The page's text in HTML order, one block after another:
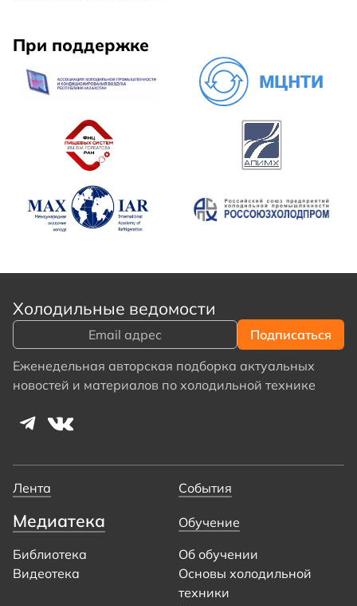
При поддержке
Холодильные ведомости
Еженедельная авторская подборка актуальных
новостей и материалов по холодильной технике
Лента События
Медиатека
Библиотека
Видеотека
Обучение
Об обучении
Основы холодильной
техники